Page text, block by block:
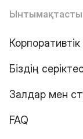
Біздің
Залдар мен
FAQ